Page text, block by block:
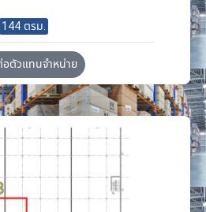
144 ตรม.
ตัวแทนจำหน่าย